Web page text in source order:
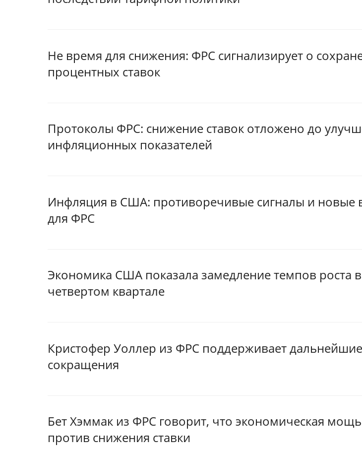
Не время для снижения: ФРС сигнализирует о
процентных ставок
Протоколы ФРС: снижение ставок отложено до
инфляционных показателей
Инфляция в США: противоречивые сигналы и новые
для ФРС
Экономика США показала замедление темпов роста в
четвертом квартале
Кристофер Уоллер из ФРС поддерживает дальнейшие
сокращения
Бет Хэммак из ФРС говорит, что экономическая
против снижения ставки